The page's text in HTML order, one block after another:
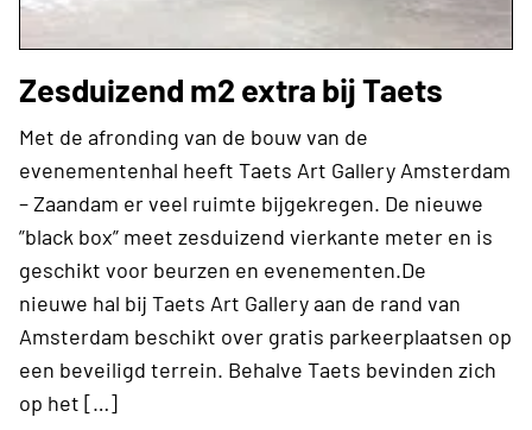
Zesduizend m2 extra bij Taets
Met de afronding van de bouw van de
evenementenhal heeft Taets Art Gallery Amsterdam
– Zaandam er veel ruimte bijgekregen. De nieuwe
”black box” meet zesduizend vierkante meter en is
geschikt voor beurzen en evenementen.De
nieuwe hal bij Taets Art Gallery aan de rand van
Amsterdam beschikt over gratis parkeerplaatsen op
een beveiligd terrein. Behalve Taets bevinden zich
op het […]